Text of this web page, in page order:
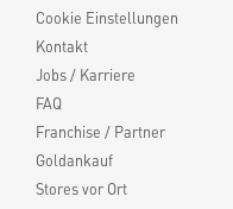
Cookie Einstellungen
Kontakt
Jobs / Karriere
FAQ
Franchise / Partner
Goldankauf
Stores vor Ort